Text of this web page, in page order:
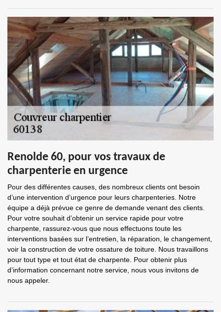
Renolde 60, pour vos travaux de
charpenterie en urgence
Pour des différentes causes, des nombreux clients ont besoin
d’une intervention d’urgence pour leurs charpenteries. Notre
équipe a déjà prévue ce genre de demande venant des clients.
Pour votre souhait d’obtenir un service rapide pour votre
charpente, rassurez-vous que nous effectuons toute les
interventions basées sur l’entretien, la réparation, le changement,
voir la construction de votre ossature de toiture. Nous travaillons
pour tout type et tout état de charpente. Pour obtenir plus
d’information concernant notre service, nous vous invitons de
nous appeler.